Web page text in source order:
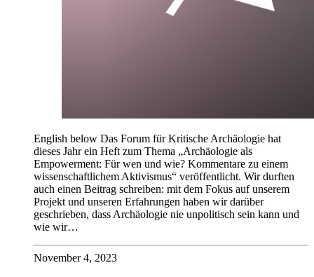
English below Das Forum für Kritische Archäologie hat
dieses Jahr ein Heft zum Thema „Archäologie als
Empowerment: Für wen und wie? Kommentare zu einem
wissenschaftlichem Aktivismus“ veröffentlicht. Wir durften
auch einen Beitrag schreiben: mit dem Fokus auf unserem
Projekt und unseren Erfahrungen haben wir darüber
geschrieben, dass Archäologie nie unpolitisch sein kann und
wie wir…
November 4, 2023